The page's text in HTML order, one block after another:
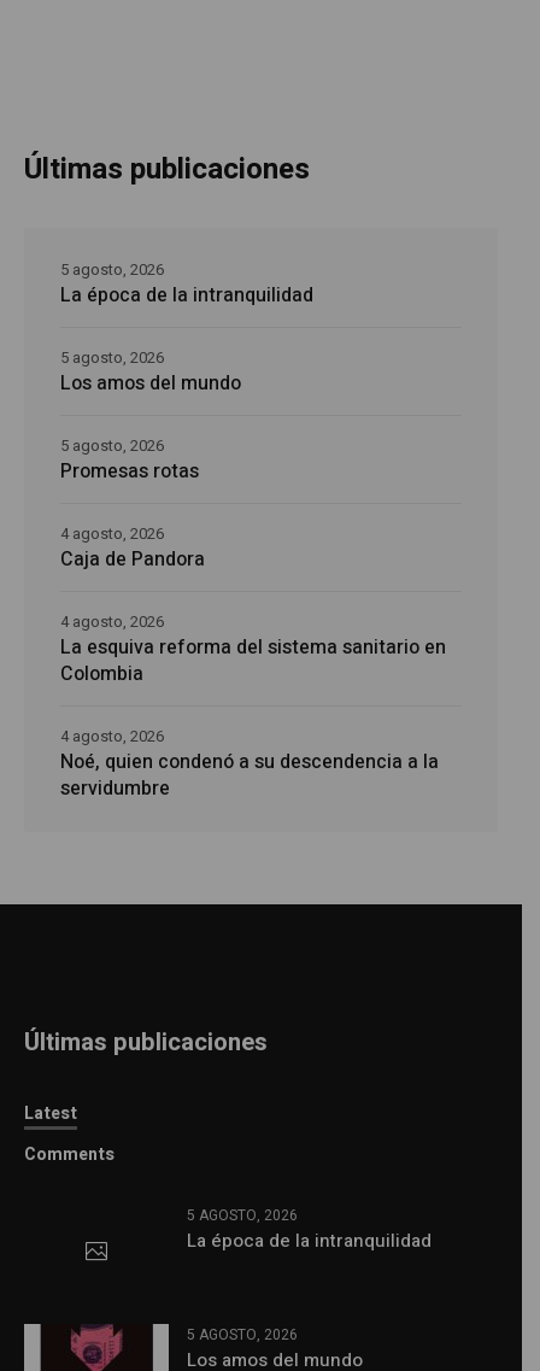
Últimas publicaciones
La época de la intranquilidad
5 agosto, 2026
Los amos del mundo
5 agosto, 2026
Promesas rotas
5 agosto, 2026
Caja de Pandora
4 agosto, 2026
La esquiva reforma del sistema sanitario en
Colombia
4 agosto, 2026
Noé, quien condenó a su descendencia a la
servidumbre
4 agosto, 2026
Últimas publicaciones
Latest
Comments
5 AGOSTO, 2026
La época de la intranquilidad
5 AGOSTO, 2026
Los amos del mundo